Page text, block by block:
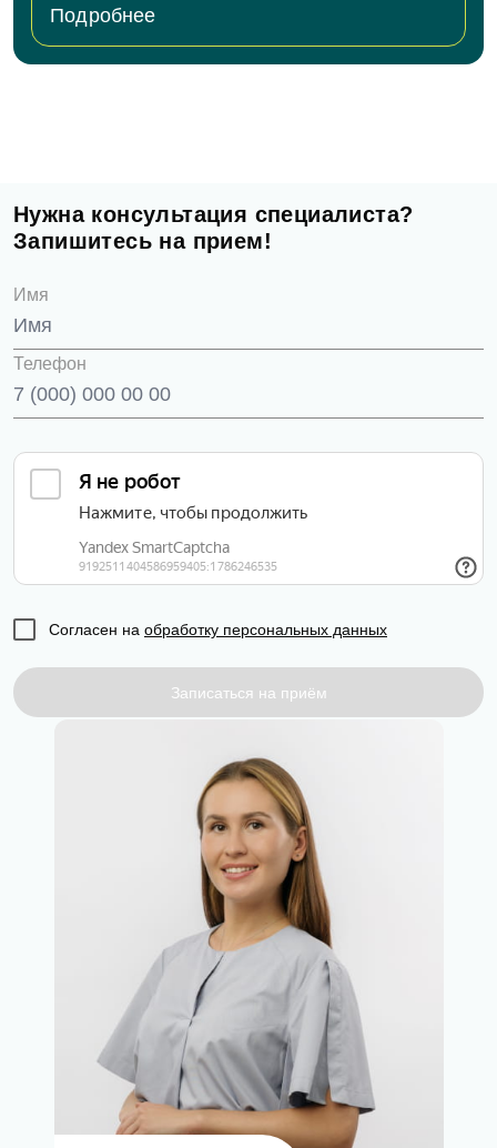
Подробнее
Нужна консультация специалиста?
Запишитесь на прием!
Имя
Телефон
Согласен на обработку персональных данных
Записаться на приём